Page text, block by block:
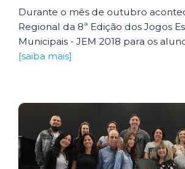
Durante o mês de outubro
Regional da 8ª Edição dos Jogos
Municipais - JEM 2018 para os
[saiba mais]